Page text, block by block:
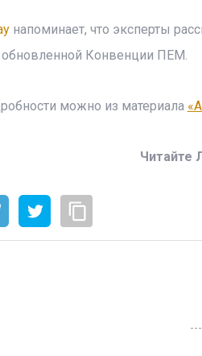
напоминает, что эксперты
Конвенции ПЕМ.
можно из материала
Читайте